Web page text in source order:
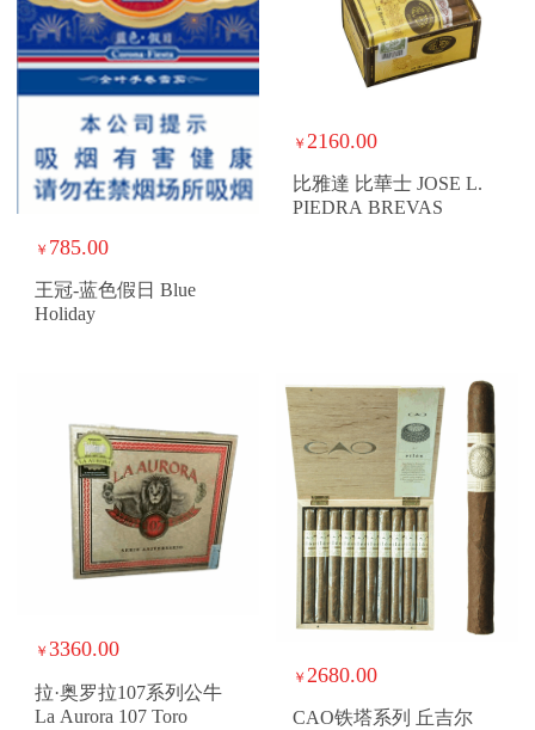
￥ 785.00
王冠-蓝色假日 Blue
Holiday
￥ 2160.00
比雅達 比華士 JOSE L.
PIEDRA BREVAS
￥ 3360.00
拉·奥罗拉107系列公牛
La Aurora 107 Toro
￥ 2680.00
CAO铁塔系列 丘吉尔